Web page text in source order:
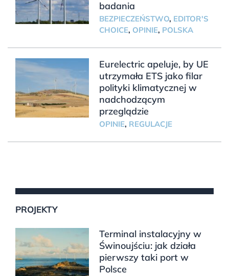
badania
BEZPIECZEŃSTWO, EDITOR'S
CHOICE, OPINIE, POLSKA
Eurelectric apeluje, by UE
utrzymała ETS jako filar
polityki klimatycznej w
nadchodzącym
przeglądzie
OPINIE, REGULACJE
PROJEKTY
Terminal instalacyjny w
Świnoujściu: jak działa
pierwszy taki port w
Polsce